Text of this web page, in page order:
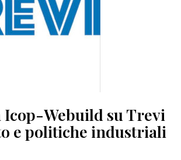
Icop-Webuild su Trevi
e politiche industriali